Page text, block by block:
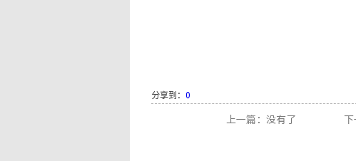
分享到： 0
上一篇：没有了